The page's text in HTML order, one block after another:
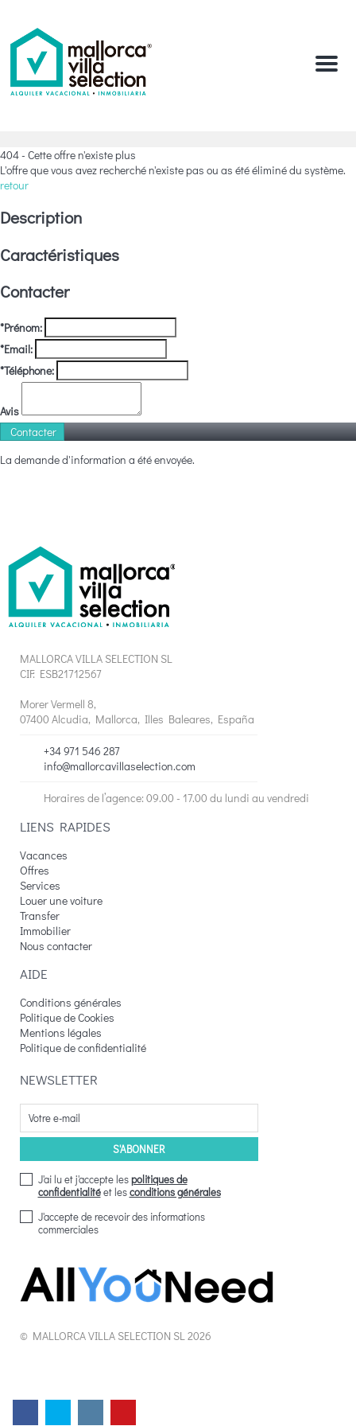
Menu
404 - Cette offre n'existe plus
L'offre que vous avez recherché n'existe pas ou as été éliminé du système.
retour
Description
Caractéristiques
Contacter
*Prénom:
*Email:
*Téléphone:
Avis
La demande d'information a été envoyée.
MALLORCA VILLA SELECTION SL
CIF: ESB21712567
Morer Vermell 8,
07400 Alcudia, Mallorca, Illes Baleares, España
+34 971 546 287
info@mallorcavillaselection.com
Horaires de l’agence: 09.00 - 17.00 du lundi au vendredi
LIENS RAPIDES
Vacances
Offres
Services
Louer une voiture
Transfer
Immobilier
Nous contacter
AIDE
Conditions générales
Politique de Cookies
Mentions légales
Politique de confidentialité
NEWSLETTER
J'ai lu et j'accepte lespolitiques de
confidentialitéet lesconditions générales
J'accepte de recevoir des informations
commerciales
© MALLORCA VILLA SELECTION SL 2026